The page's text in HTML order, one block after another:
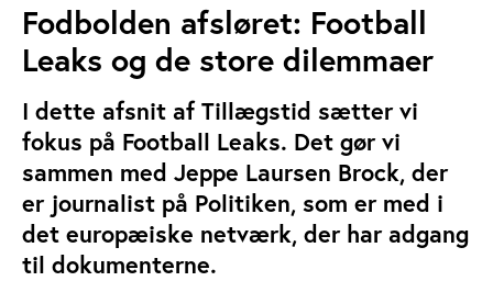
Fodbolden afsløret: Football
Leaks og de store dilemmaer
I dette afsnit af Tillægstid sætter vi
fokus på Football Leaks. Det gør vi
sammen med Jeppe Laursen Brock, der
er journalist på Politiken, som er med i
det europæiske netværk, der har adgang
til dokumenterne.